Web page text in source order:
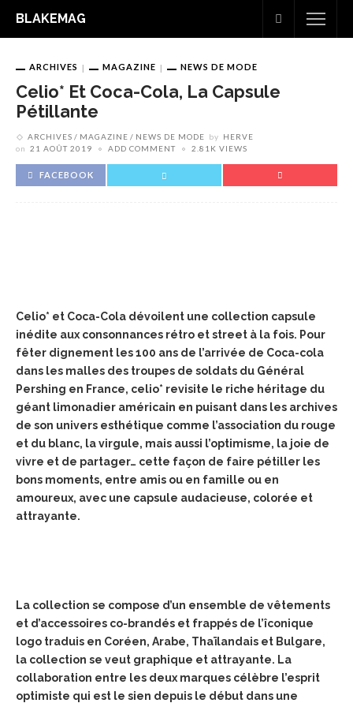
BLAKEMAG
ARCHIVES MAGAZINE NEWS DE MODE
Celio* Et Coca-Cola, La Capsule
Pétillante
ARCHIVES MAGAZINE NEWS DE MODE by HERVE
on 21 AOÛT 2019 ADD COMMENT 2.81K VIEWS
FACEBOOK
Celio* et Coca-Cola dévoilent une collection capsule
inédite aux consonnances rétro et street à la fois. Pour
fêter dignement les 100 ans de l’arrivée de Coca-cola
dans les malles des troupes de soldats du Général
Pershing en France, celio* revisite le riche héritage du
géant limonadier américain en puisant dans les archives
de son univers esthétique comme l’association du rouge
et du blanc, la virgule, mais aussi l’optimisme, la joie de
vivre et de partager… cette façon de faire pétiller les
bons moments, entre amis ou en famille ou en
amoureux, avec une capsule audacieuse, colorée et
attrayante.
La collection se compose d’un ensemble de vêtements
et d’accessoires co-brandés et frappés de l’îconique
logo traduis en Coréen, Arabe, Thaïlandais et Bulgare,
la collection se veut graphique et attrayante. La
collaboration entre les deux marques célèbre l’esprit
optimiste qui est le sien depuis le début dans une